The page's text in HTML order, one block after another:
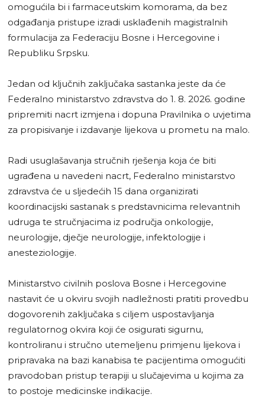
omogućila bi i farmaceutskim komorama, da bez
odgađanja pristupe izradi usklađenih magistralnih
formulacija za Federaciju Bosne i Hercegovine i
Republiku Srpsku.
Jedan od ključnih zaključaka sastanka jeste da će
Federalno ministarstvo zdravstva do 1. 8. 2026. godine
pripremiti nacrt izmjena i dopuna Pravilnika o uvjetima
za propisivanje i izdavanje lijekova u prometu na malo.
Radi usuglašavanja stručnih rješenja koja će biti
ugrađena u navedeni nacrt, Federalno ministarstvo
zdravstva će u sljedećih 15 dana organizirati
koordinacijski sastanak s predstavnicima relevantnih
udruga te stručnjacima iz područja onkologije,
neurologije, dječje neurologije, infektologije i
anesteziologije.
Ministarstvo civilnih poslova Bosne i Hercegovine
nastavit će u okviru svojih nadležnosti pratiti provedbu
dogovorenih zaključaka s ciljem uspostavljanja
regulatornog okvira koji će osigurati sigurnu,
kontroliranu i stručno utemeljenu primjenu lijekova i
pripravaka na bazi kanabisa te pacijentima omogućiti
pravodoban pristup terapiji u slučajevima u kojima za
to postoje medicinske indikacije.